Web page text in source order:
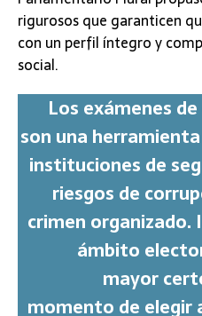
rigurosos que garanticen
con un perfil íntegro y
social.
Los exámenes
son una
instituciones de
riesgos de
crimen
ámbito
mayor
momento de elegir